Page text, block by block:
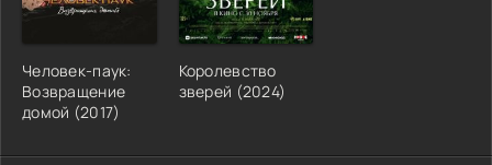
Человек-паук:
Возвращение
домой (2017)
Королевство
зверей (2024)